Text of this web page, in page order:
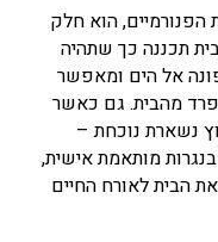
הפנורמיים, הוא חלק
תכננה כך שתהיה
אל הים ומאפשר
מהבית. גם כאשר
נשארת נוכחת –
מותאמת אישית,
הבית לאורח החיים